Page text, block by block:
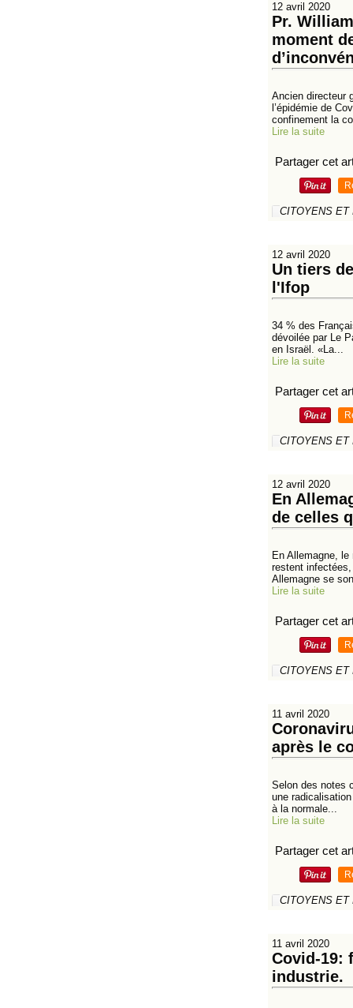
12 avril 2020
Pr.
moment
Ancien directeur
l’épidémie de
confinement la
Lire la suite
Partager cet
CITOYENS ET
12 avril 2020
Un tiers
l'Ifop
34 % des
dévoilée par Le
en Israël. «La...
Lire la suite
Partager cet
CITOYENS ET
12 avril 2020
En
de celles
En Allemagne,
restent
Allemagne se
Lire la suite
Partager cet
CITOYENS ET
11 avril 2020
après le
Selon des notes
une
à la normale...
Lire la suite
Partager cet
CITOYENS ET
11 avril 2020
Covid-19:
industrie.